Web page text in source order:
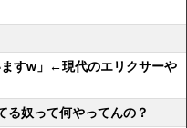
すw」←現代のエリクサーや
奴って何やってんの？